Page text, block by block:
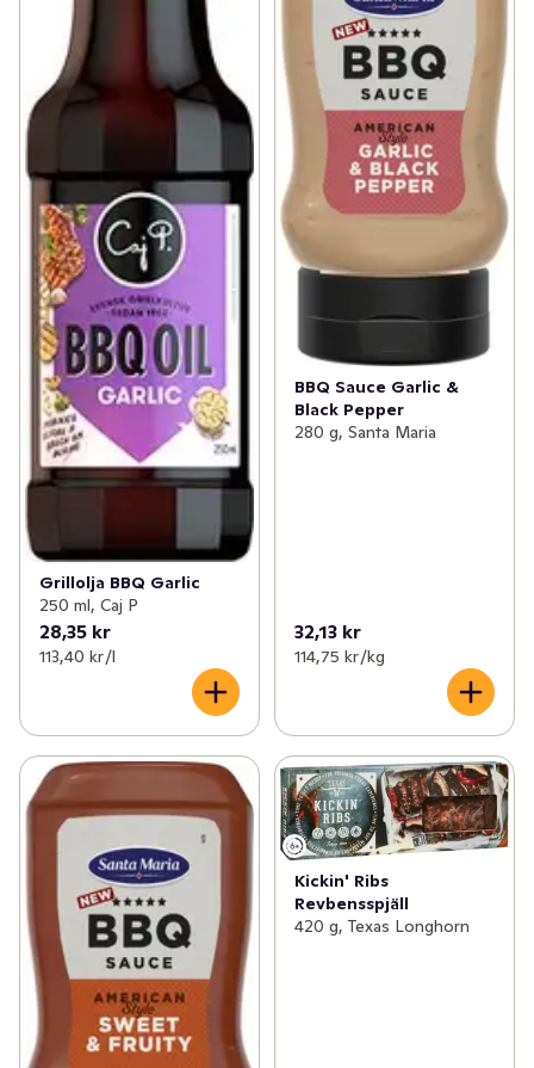
Grillolja BBQ Garlic
250 ml, Caj P
28,35 kr
113,40 kr /l
BBQ Sauce Garlic &
Black Pepper
280 g, Santa Maria
32,13 kr
114,75 kr /kg
Kickin' Ribs
Revbensspjäll
420 g, Texas Longhorn